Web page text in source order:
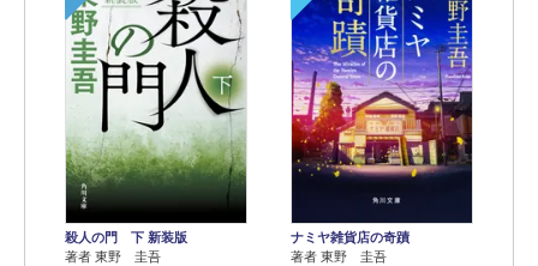
殺人の門 下 新装版
著者 東野 圭吾
ナミヤ雑貨店の奇蹟
著者 東野 圭吾